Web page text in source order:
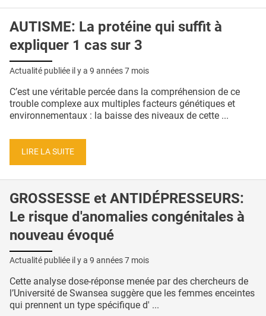
CRÉDITS
AUTISME: La protéine qui suffit à
expliquer 1 cas sur 3
Actualité publiée il y a 9 années 7 mois
C’est une véritable percée dans la compréhension de ce
trouble complexe aux multiples facteurs génétiques et
environnementaux : la baisse des niveaux de cette ...
LIRE LA SUITE
GROSSESSE et ANTIDÉPRESSEURS:
Le risque d'anomalies congénitales à
nouveau évoqué
Actualité publiée il y a 9 années 7 mois
Cette analyse dose-réponse menée par des chercheurs de
l’Université de Swansea suggère que les femmes enceintes
qui prennent un type spécifique d' ...